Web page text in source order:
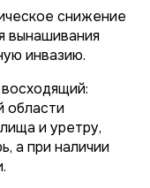
снижение
вынашивания
инвазию.
области
и уретру,
а при наличии